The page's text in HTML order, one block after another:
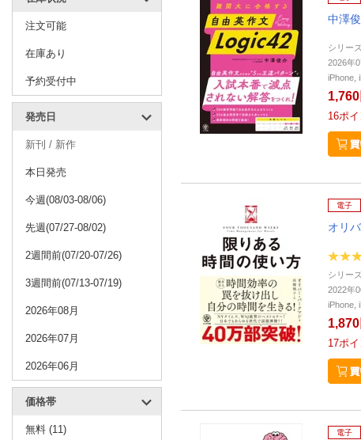
注文可能
在庫あり
予約受付中
発売日
新刊 / 新作
本日発売
今週(08/03-08/06)
先週(07/27-08/02)
2週間前(07/20-07/26)
3週間前(07/13-07/19)
2026年08月
2026年07月
2026年06月
価格帯
無料 (11)
中澤
シリー
2026年
iPhone,
1,760
16ポイ
電子
オリ
シリー
2022年
iPhone,
1,870
17ポイ
電子